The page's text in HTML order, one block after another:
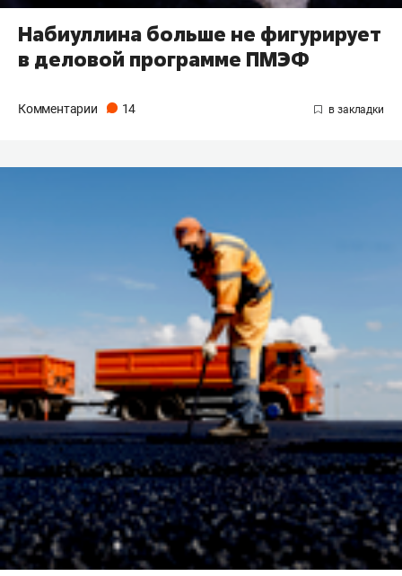
Набиуллина больше не фигурирует
в деловой программе ПМЭФ
Комментарии 14